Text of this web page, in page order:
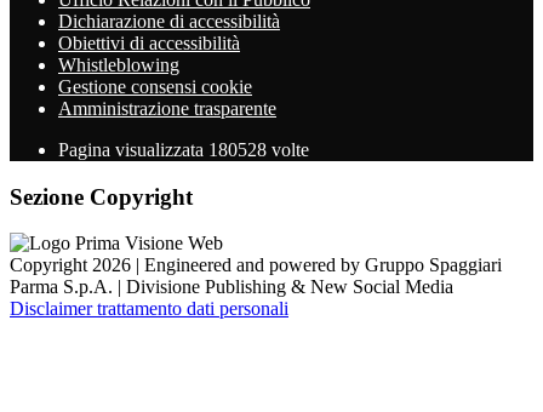
Dichiarazione di accessibilità
Obiettivi di accessibilità
Whistleblowing
Gestione consensi cookie
Amministrazione trasparente
Pagina visualizzata 180528 volte
Sezione Copyright
Copyright 2026 | Engineered and powered by Gruppo Spaggiari
Parma S.p.A. | Divisione Publishing & New Social Media
Disclaimer trattamento dati personali